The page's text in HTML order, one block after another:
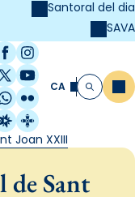
Santoral del dia
SAVA
Instagram
/ Twitter
YouTube
Flickr
Estel
Catalunya
CA Cerca
Joan XXIII
de Sant